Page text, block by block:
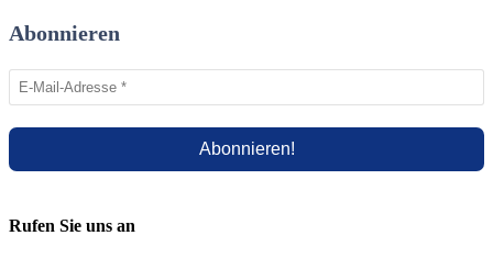
Abonnieren
Rufen Sie uns an